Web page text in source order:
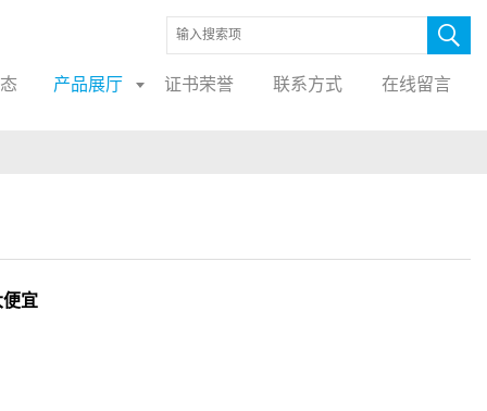
产品展厅 证书荣誉 联系方式 在线留言
便宜